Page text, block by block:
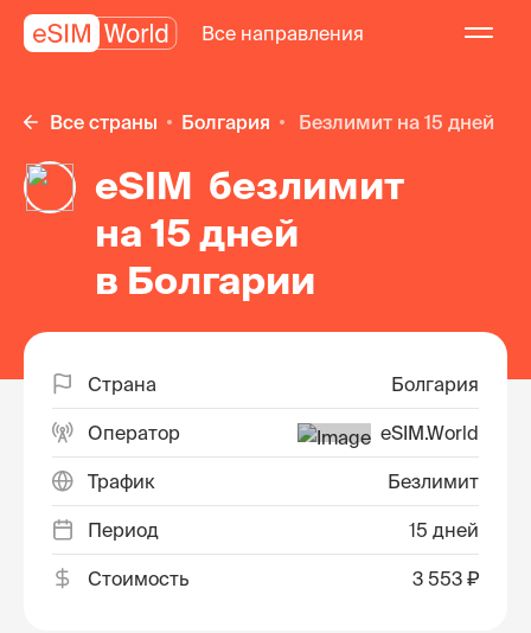
Все направления
Все страны Болгария безлимит на 15 дней
eSIM безлимит
на 15 дней
в Болгарии
Страна Болгария
Оператор eSIM.World
Трафик Безлимит
Период 15 дней
Стоимость 3 553 ₽